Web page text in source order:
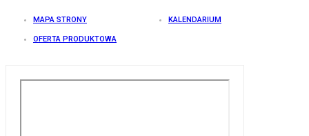
MAPA STRONY KALENDARIUM
OFERTA PRODUKTOWA